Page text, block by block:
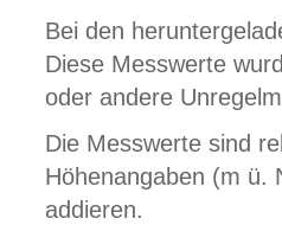
Bei den
Diese Messwerte
oder andere
Die Messwerte sind
Höhenangaben (m ü.
addieren.